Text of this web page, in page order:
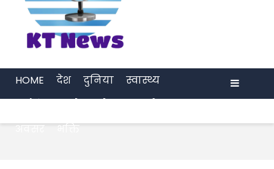
HOME देश दुनिया
स्वास्थ्य
अवसर
भक्ति